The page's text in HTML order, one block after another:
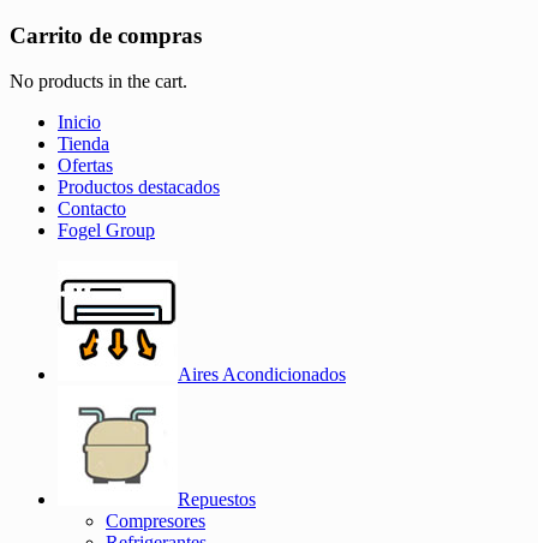
Carrito de compras
No products in the cart.
Inicio
Tienda
Ofertas
Productos destacados
Contacto
Fogel Group
Aires Acondicionados
Repuestos
Compresores